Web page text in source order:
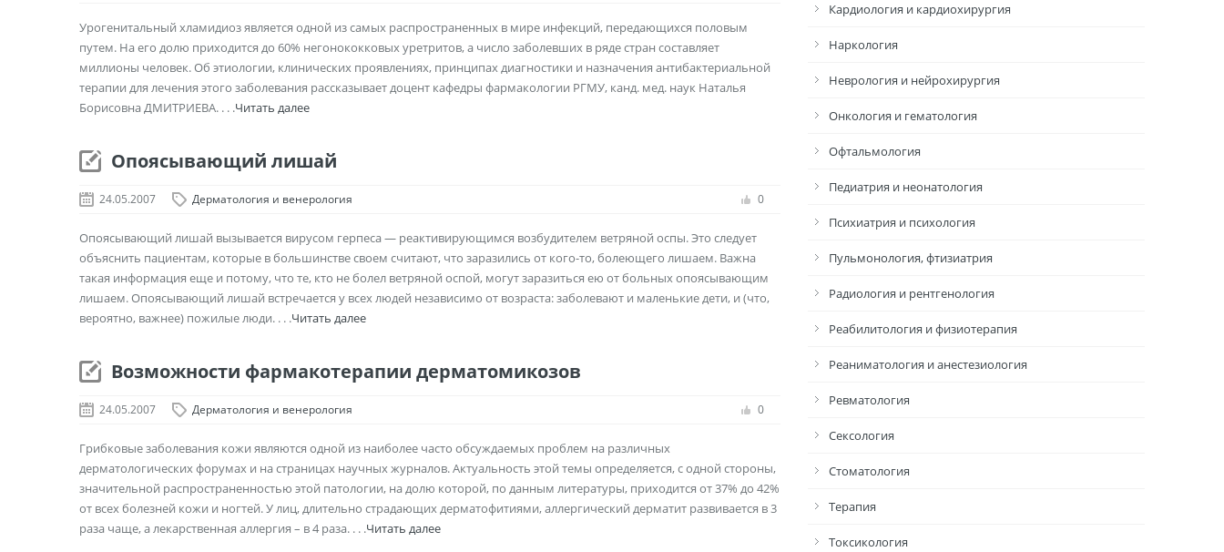
Урогенитальный хламидиоз является одной из самых распространенных в мире инфекций, передающихся половым
путем. На его долю приходится до 60% негонококковых уретритов, а число заболевших в ряде стран составляет
миллионы человек. Об этиологии, клинических проявлениях, принципах диагностики и назначения антибактериальной
терапии для лечения этого заболевания рассказывает доцент кафедры фармакологии РГМУ, канд. мед. наук Наталья
Борисовна ДМИТРИЕВА. . . .Читать далее
Опоясывающий лишай
24.05.2007 Дерматология и венерология 0
Опоясывающий лишай вызывается вирусом герпеса — реактивирующимся возбудителем ветряной оспы. Это следует
объяснить пациентам, которые в большинстве своем считают, что заразились от кого-то, болеющего лишаем. Важна
такая информация еще и потому, что те, кто не болел ветряной оспой, могут заразиться ею от больных опоясывающим
лишаем. Опоясывающий лишай встречается у всех людей независимо от возраста: заболевают и маленькие дети, и (что,
вероятно, важнее) пожилые люди. . . .Читать далее
Возможности фармакотерапии дерматомикозов
24.05.2007 Дерматология и венерология 0
Грибковые заболевания кожи являются одной из наиболее часто обсуждаемых проблем на различных
дерматологических форумах и на страницах научных журналов. Актуальность этой темы определяется, с одной стороны,
значительной распространенностью этой патологии, на долю которой, по данным литературы, приходится от 37% до 42%
от всех болезней кожи и ногтей. У лиц, длительно страдающих дерматофитиями, аллергический дерматит развивается в 3
раза чаще, а лекарственная аллергия – в 4 раза. . . .Читать далее
Кардиология и кардиохирургия
Наркология
Неврология и нейрохирургия
Онкология и гематология
Офтальмология
Педиатрия и неонатология
Психиатрия и психология
Пульмонология, фтизиатрия
Радиология и рентгенология
Реабилитология и физиотерапия
Реаниматология и анестезиология
Ревматология
Сексология
Стоматология
Терапия
Токсикология